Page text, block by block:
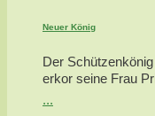
Neuer König
Der
erkor seine Frau
...